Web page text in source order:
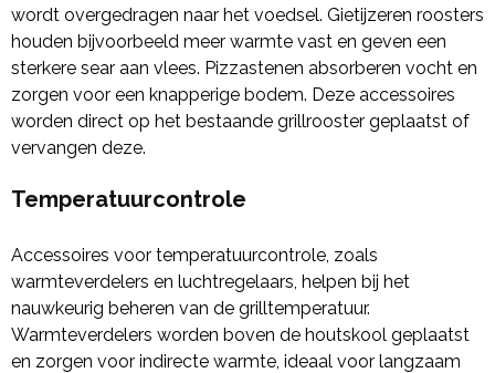
wordt overgedragen naar het voedsel. Gietijzeren roosters
houden bijvoorbeeld meer warmte vast en geven een
sterkere sear aan vlees. Pizzastenen absorberen vocht en
zorgen voor een knapperige bodem. Deze accessoires
worden direct op het bestaande grillrooster geplaatst of
vervangen deze.
Temperatuurcontrole
Accessoires voor temperatuurcontrole, zoals
warmteverdelers en luchtregelaars, helpen bij het
nauwkeurig beheren van de grilltemperatuur.
Warmteverdelers worden boven de houtskool geplaatst
en zorgen voor indirecte warmte, ideaal voor langzaam